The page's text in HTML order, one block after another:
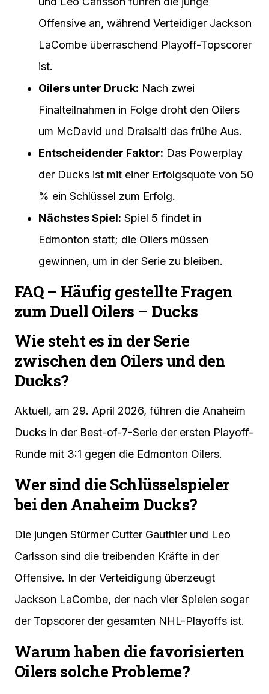
Offensive an, während Verteidiger Jackson
LaCombe überraschend Playoff-Topscorer
ist.
Oilers unter Druck: Nach zwei
Finalteilnahmen in Folge droht den Oilers
um McDavid und Draisaitl das frühe Aus.
Entscheidender Faktor: Das Powerplay
der Ducks ist mit einer Erfolgsquote von 50
% ein Schlüssel zum Erfolg.
Nächstes Spiel: Spiel 5 findet in
Edmonton statt; die Oilers müssen
gewinnen, um in der Serie zu bleiben.
FAQ – Häufig gestellte Fragen
zum Duell Oilers – Ducks
Wie steht es in der Serie
zwischen den Oilers und den
Ducks?
Aktuell, am 29. April 2026, führen die Anaheim
Ducks in der Best-of-7-Serie der ersten Playoff-
Runde mit 3:1 gegen die Edmonton Oilers.
Wer sind die Schlüsselspieler
bei den Anaheim Ducks?
Die jungen Stürmer Cutter Gauthier und Leo
Carlsson sind die treibenden Kräfte in der
Offensive. In der Verteidigung überzeugt
Jackson LaCombe, der nach vier Spielen sogar
der Topscorer der gesamten NHL-Playoffs ist.
Warum haben die favorisierten
Oilers solche Probleme?